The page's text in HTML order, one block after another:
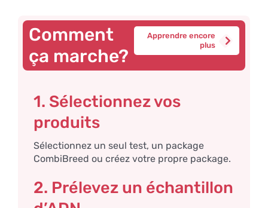
Comment
ça marche?
Apprendre encore
plus
1. Sélectionnez vos
produits
Sélectionnez un seul test, un package
CombiBreed ou créez votre propre package.
2. Prélevez un échantillon